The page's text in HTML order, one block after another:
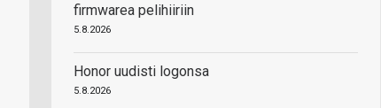
firmwarea pelihiiriin
5.8.2026
Honor uudisti logonsa
5.8.2026